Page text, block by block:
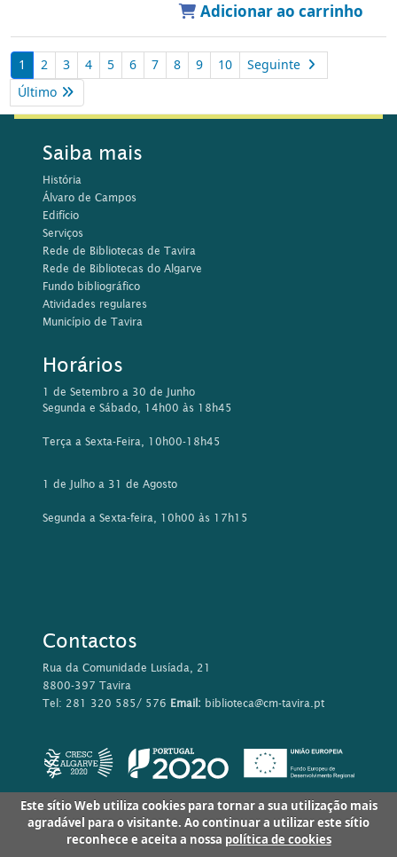
Adicionar ao carrinho
1 2 3 4 5 6 7 8 9 10
Seguinte
Último
Saiba mais
História
Álvaro de Campos
Edifício
Serviços
Rede de Bibliotecas de Tavira
Rede de Bibliotecas do Algarve
Fundo bibliográfico
Atividades regulares
Município de Tavira
Horários
1 de Setembro a 30 de Junho
Segunda e Sábado, 14h00 às 18h45
Terça a Sexta-Feira, 10h00-18h45
1 de Julho a 31 de Agosto
Segunda a Sexta-feira, 10h00 às 17h15
Contactos
Rua da Comunidade Lusíada, 21
8800-397 Tavira
Tel: 281 320 585/ 576 Email: biblioteca@cm-tavira.pt
Este sítio Web utiliza cookies para tornar a sua utilização mais
agradável para o visitante. Ao continuar a utilizar este sítio
reconhece e aceita a nossa política de cookies